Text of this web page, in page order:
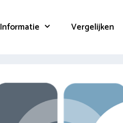
Informatie Vergelijken